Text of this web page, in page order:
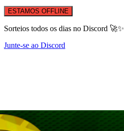
ESTAMOS OFFLINE
Sorteios todos os dias no Discord 🚀✨
Junte-se ao Discord